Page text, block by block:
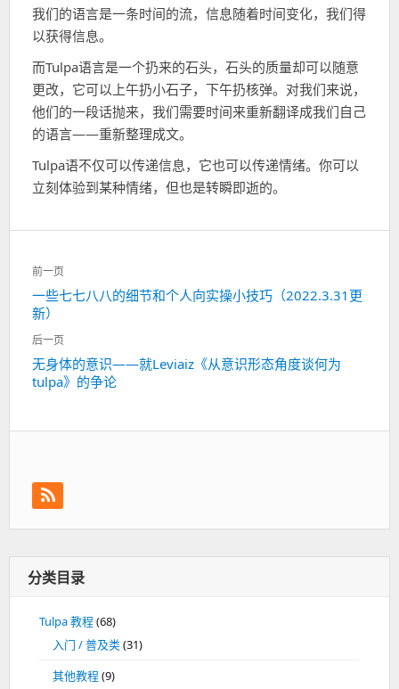
我们的语言是一条时间的流，信息随着时间变化，我们得
以获得信息。
而Tulpa语言是一个扔来的石头，石头的质量却可以随意
更改，它可以上午扔小石子，下午扔核弹。对我们来说，
他们的一段话抛来，我们需要时间来重新翻译成我们自己
的语言——重新整理成文。
Tulpa语不仅可以传递信息，它也可以传递情绪。你可以
立刻体验到某种情绪，但也是转瞬即逝的。
文
章
导
航
前一页
上
一
篇：
一些七七八八的细节和个人向实操小技巧（2022.3.31更
新）
后一页
下
一
无身体的意识——就Leviaiz《从意识形态角度谈何为
tulpa》的争论
分类目录
Tulpa 教程(68)
入门 / 普及类(31)
其他教程(9)